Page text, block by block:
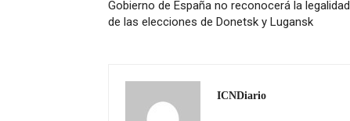
Gobierno de España no reconocerá la legalidad
de las elecciones de Donetsk y Lugansk
ICNDiario